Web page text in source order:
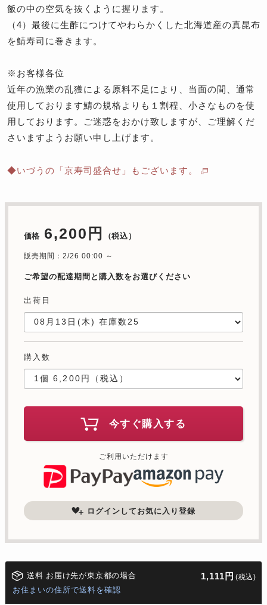
飯の中の空気を抜くように握ります。
（4）最後に生酢につけてやわらかくした北海道産の真昆布
を鯖寿司に巻きます。
※お客様各位
近年の漁業の乱獲による原料不足により、当面の間、通常
使用しております鯖の規格よりも１割程、小さなものを使
用しております。ご迷惑をおかけ致しますが、ご理解くだ
さいますようお願い申し上げます。
◆いづうの「京寿司盛合せ」もございます。
価格 6,200円 （税込）
販売期間：2/26 00:00 ～
ご希望の配達期間と購入数をお選びください
出荷日
購入数
今すぐ購入する
ご利用いただけます
ログインしてお気に入り登録
送料 お届け先が東京都の場合 1,111円 (税込)
お住まいの住所で送料を確認